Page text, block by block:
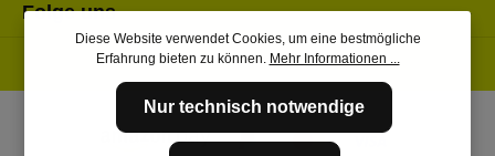
Folge uns
Diese Website verwendet Cookies, um eine bestmögliche
Erfahrung bieten zu können. Mehr Informationen ...
Nur technisch notwendige